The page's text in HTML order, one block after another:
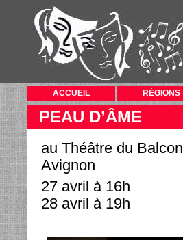
ACCUEIL RÉGIONS
PEAU D’ÂME
au Théâtre du Balcon
Avignon
27 avril à 16h
28 avril à 19h